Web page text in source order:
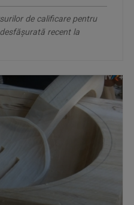
de calificare pentru
recent la